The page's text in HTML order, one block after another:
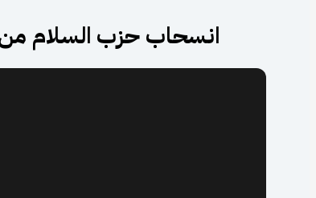
انسحاب حزب السلام من